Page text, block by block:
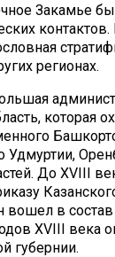
Закамье
регионах.
которая
Удмуртии,
До XVIII
вошел в
XVIII века
губернии.